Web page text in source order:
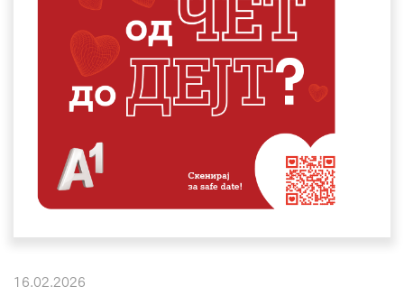
Приватни Деловни
Поддршка
Надополни кредит
Плати сметка
#ПодобарОнлајн
16.02.2026